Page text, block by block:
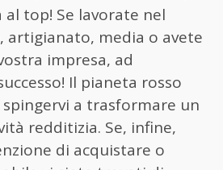
al top! Se lavorate nel
artigianato, media o avete
impresa, ad
Il pianeta rosso
a trasformare un
redditizia. Se, infine,
di acquistare o